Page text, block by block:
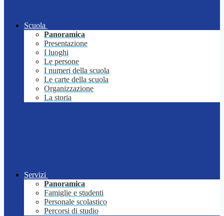
Scuola
Panoramica
Presentazione
I luoghi
Le persone
I numeri della scuola
Le carte della scuola
Organizzazione
La storia
Servizi
Panoramica
Famiglie e studenti
Personale scolastico
Percorsi di studio